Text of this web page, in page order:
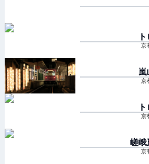
京
嵐
京
京
嵯峨
京